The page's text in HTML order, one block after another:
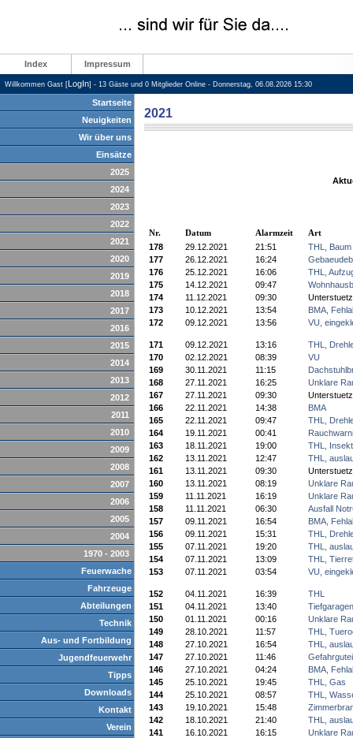
Index Impressum
Willkommen Gast [LogIn] - 13 Gäste und 0 Mitglieder Online - Donnerstag, 06.08.2026 15:30
Startseite
Neuigkeiten
Wir über uns
Einsätze
2025
2024
2023
2022
2021
2020
2019
2018
2017
2016
2015
2014
2013
2012
2011
2010
2009
2008
2007
2006
2005
2004
1970 - 2003
Feuerwache
Fahrzeuge
Abteilungen
Technik
Aus- und Fortbildung
Jugendfeuerwehr
Tipps
Downloads
Kontakt
Verein
2021
Nr. Datum Alarmzeit
Art
178
29.12.2021 21:51
THL, Baum
177
26.12.2021 16:24
176
25.12.2021 16:06
THL,
175
14.12.2021 09:47
174
11.12.2021 09:30
173
10.12.2021 13:54
BMA,
172
09.12.2021 13:56 VU,
171 09.12.2021 13:16
THL,
170
02.12.2021 08:39
VU
169
30.11.2021 11:15
168
27.11.2021 16:25
Unklare
167
27.11.2021 09:30
166
22.11.2021 14:38
BMA
165
22.11.2021 09:47
THL,
164
19.11.2021 00:41
163
18.11.2021 19:00
THL,
162
13.11.2021 12:47
THL,
161
13.11.2021 09:30
160
13.11.2021 08:19
Unklare
159
11.11.2021 16:19
Unklare
158
11.11.2021 06:30
Ausfall
157
09.11.2021 16:54
BMA,
156
09.11.2021 15:31
THL,
155
07.11.2021 19:20
THL,
154
07.11.2021 13:09
THL,
153
07.11.2021 03:54 VU,
152 04.11.2021 16:39
THL
151
04.11.2021 13:40
150
01.11.2021 00:16
Unklare
149
28.10.2021 11:57
THL,
148
27.10.2021 16:54
THL,
147
27.10.2021 11:46
146
27.10.2021 04:24
BMA,
145
25.10.2021 19:45
THL, Gas
144
25.10.2021 08:57
THL,
143
19.10.2021 15:48
142
18.10.2021 21:40
THL,
141
16.10.2021 16:15
Unklare